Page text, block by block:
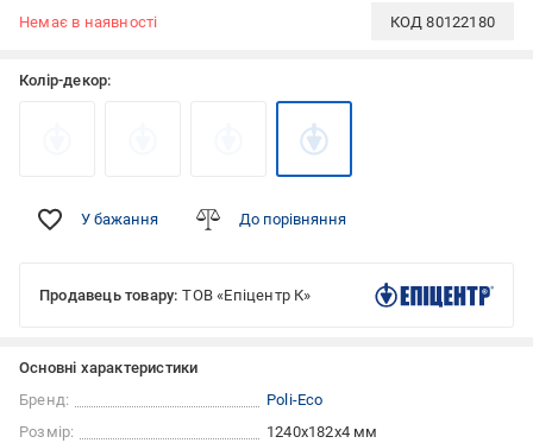
Немає в наявності КОД80122180
Колір-декор:
У бажання До порівняння
Продавець товару: ТОВ «Епіцентр К»
Основні характеристики
Бренд:
Poli-Eco
Розмір:
1240x182x4 мм